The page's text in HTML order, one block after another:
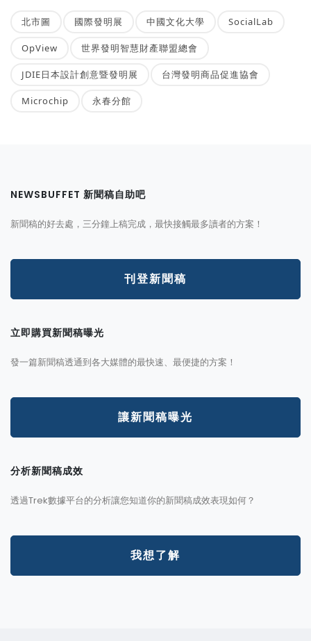
北市圖 國際發明展 中國文化大學 SocialLab
OpView 世界發明智慧財產聯盟總會
JDIE日本設計創意暨發明展 台灣發明商品促進協會
Microchip 永春分館
NEWSBUFFET 新聞稿自助吧
新聞稿的好去處，三分鐘上稿完成，最快接觸最多讀者的方案！
刊登新聞稿
立即購買新聞稿曝光
發一篇新聞稿透通到各大媒體的最快速、最便捷的方案！
讓新聞稿曝光
分析新聞稿成效
透過Trek數據平台的分析讓您知道你的新聞稿成效表現如何？
我想了解